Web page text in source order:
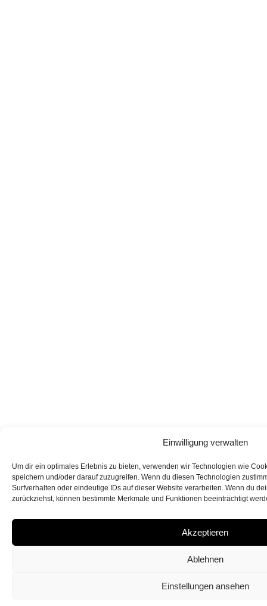
Einwilligung verwalten
Um dir ein optimales Erlebnis zu bieten, verwenden wir Technologien wie
speichern und/oder darauf zuzugreifen. Wenn du diesen Technologien
Surfverhalten oder eindeutige IDs auf dieser Website verarbeiten. Wenn du
zurückziehst, können bestimmte Merkmale und Funktionen beeinträchtigt
Akzeptieren
Ablehnen
Einstellungen ansehen